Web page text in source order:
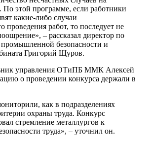
По этой программе, если работники
какие-либо случаи
проведения работ, то последует не
– рассказал директор по
промышленной безопасности и
Григорий Щуров.
управления ОТиПБ ММК Алексей
о проведении конкурса держали в
как в подразделениях
охраны труда. Конкурс
стремление металлургов к
труда», – уточнил он.